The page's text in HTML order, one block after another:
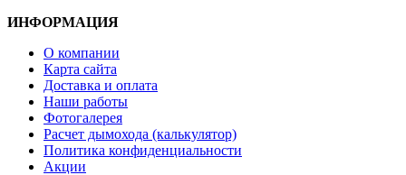
ИНФОРМАЦИЯ
О компании
Карта сайта
Доставка и оплата
Наши работы
Фотогалерея
Расчет дымохода (калькулятор)
Политика конфиденциальности
Акции